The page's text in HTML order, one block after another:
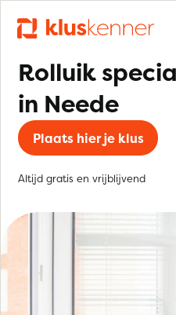
Rolluik
in Neede
Plaats hier je klus
Altijd gratis en vrijblijvend